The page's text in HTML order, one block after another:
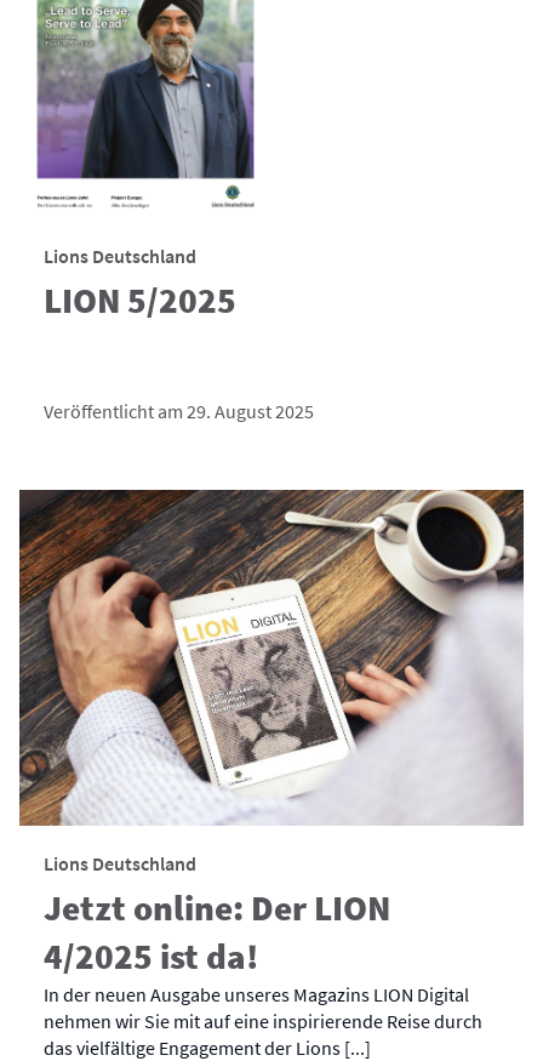
Lions Deutschland
LION 5/2025
Veröffentlicht am 29. August 2025
Lions Deutschland
Jetzt online: Der LION
4/2025 ist da!
In der neuen Ausgabe unseres Magazins LION Digital
nehmen wir Sie mit auf eine inspirierende Reise durch
das vielfältige Engagement der Lions [...]